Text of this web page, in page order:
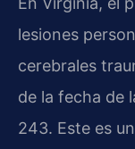
lesiones
cerebrales
de la fecha de
243. Este es